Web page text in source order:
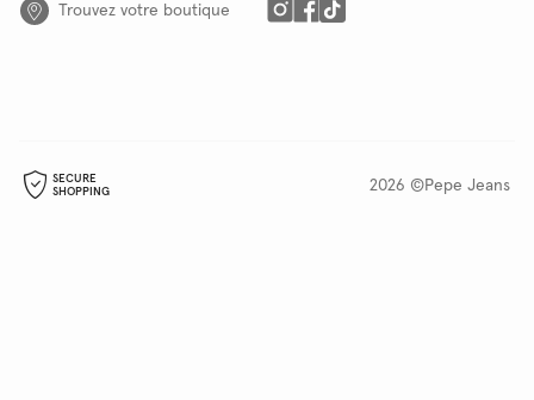
Trouvez votre boutique
SECURE
SHOPPING
2026 ©Pepe Jeans